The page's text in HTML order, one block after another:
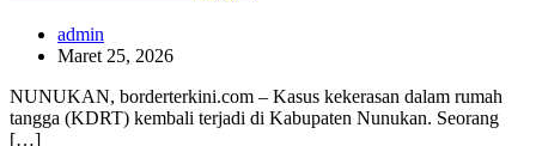
admin
Maret 25, 2026
NUNUKAN, borderterkini.com – Kasus kekerasan dalam rumah
tangga (KDRT) kembali terjadi di Kabupaten Nunukan. Seorang
[…]